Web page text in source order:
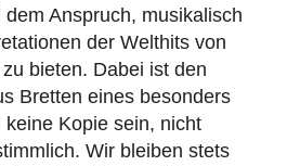
Anspruch, musikalisch
der Welthits von
bieten. Dabei ist den
Bretten eines besonders
keine Kopie sein, nicht
Wir bleiben stets